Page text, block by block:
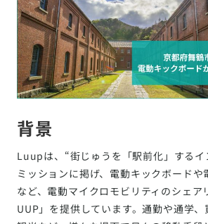
背景
Luupは、“街じゅうを「駅前化」するイ
ミッションに掲げ、電動キックボードや
など、電動マイクロモビリティのシェア
UUP」を提供しています。通勤や通学、